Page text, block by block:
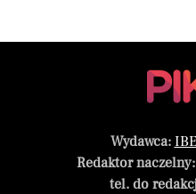
Wydawca:
Redaktor naczelny:
tel. do